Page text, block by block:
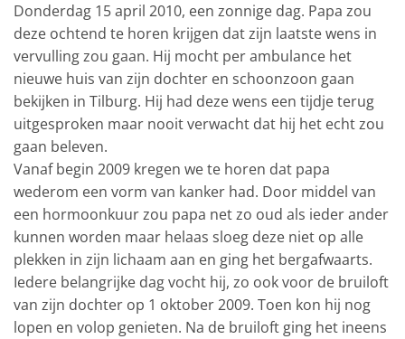
Donderdag 15 april 2010, een zonnige dag. Papa zou
deze ochtend te horen krijgen dat zijn laatste wens in
vervulling zou gaan. Hij mocht per ambulance het
nieuwe huis van zijn dochter en schoonzoon gaan
bekijken in Tilburg. Hij had deze wens een tijdje terug
uitgesproken maar nooit verwacht dat hij het echt zou
gaan beleven.
Vanaf begin 2009 kregen we te horen dat papa
wederom een vorm van kanker had. Door middel van
een hormoonkuur zou papa net zo oud als ieder ander
kunnen worden maar helaas sloeg deze niet op alle
plekken in zijn lichaam aan en ging het bergafwaarts.
Iedere belangrijke dag vocht hij, zo ook voor de bruiloft
van zijn dochter op 1 oktober 2009. Toen kon hij nog
lopen en volop genieten. Na de bruiloft ging het ineens